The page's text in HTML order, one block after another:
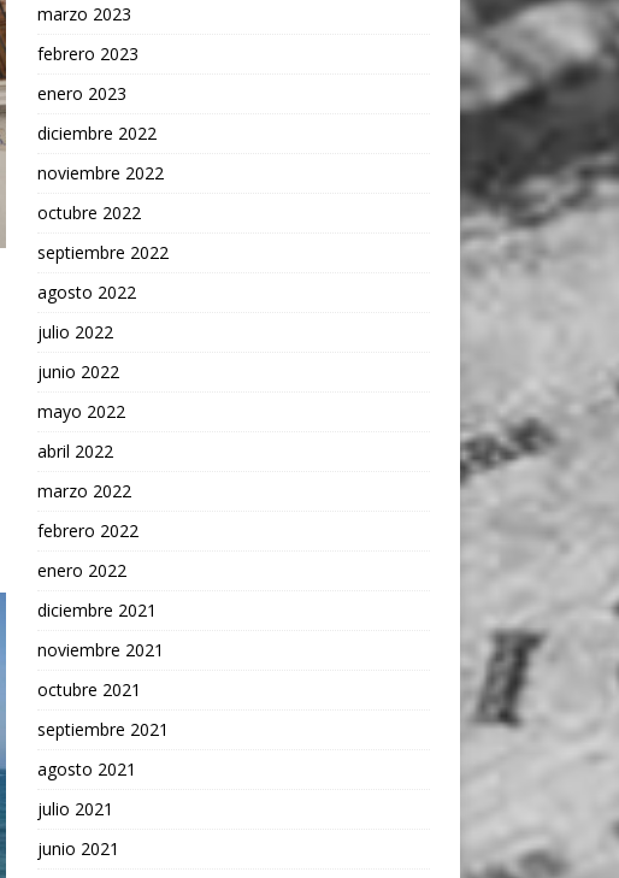
marzo 2023
febrero 2023
enero 2023
diciembre 2022
noviembre 2022
octubre 2022
septiembre 2022
agosto 2022
julio 2022
junio 2022
mayo 2022
abril 2022
marzo 2022
febrero 2022
enero 2022
diciembre 2021
noviembre 2021
octubre 2021
septiembre 2021
agosto 2021
julio 2021
junio 2021